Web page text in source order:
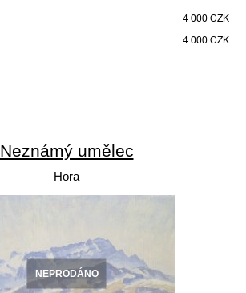
4 000 CZK
4 000 CZK
Neznámý umělec
Hora
NEPRODÁNO